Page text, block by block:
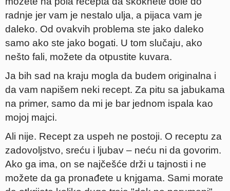
radnje jer vam je nestalo ulja, a pijaca vam je
daleko. Od ovakvih problema ste jako daleko
samo ako ste jako bogati. U tom slučaju, ako
nešto fali, možete da otpustite kuvara.
Ja bih sad na kraju mogla da budem originalna i
da vam napišem neki recept. Za pitu sa jabukama
na primer, samo da mi je bar jednom ispala kao
mojoj majci.
Ali nije. Recept za uspeh ne postoji. O receptu za
zadovoljstvo, sreću i ljubav – neću ni da govorim.
Ako ga ima, on se najčešće drži u tajnosti i ne
možete da ga pronađete u knjgama. Sami morate